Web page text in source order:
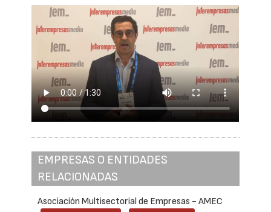
EMPRESAS O ENTIDADES
RELACIONADAS
Asociación Multisectorial de Empresas - AMEC